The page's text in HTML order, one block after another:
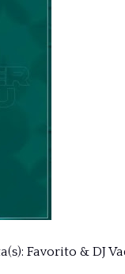
Favorito & DJ